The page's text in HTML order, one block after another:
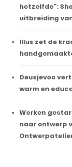
hetzelfde":
uitbreiding
Illus zet de
Deusjevoo
warm en
Werken
naar ontwerp